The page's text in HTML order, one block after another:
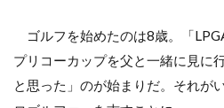
ゴルフを始めたのは8歳。「
プリコーカップを父と一緒に見に
と思った」のが始まりだ。それが